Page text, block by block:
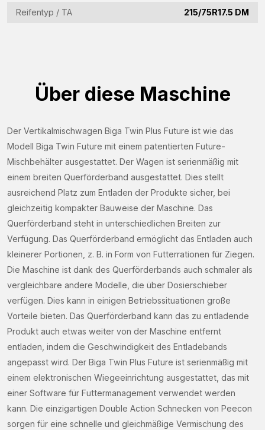
Reifentyp / TA 215/75R17.5 DM
Über diese Maschine
Der Vertikalmischwagen Biga Twin Plus Future ist wie das
Modell Biga Twin Future mit einem patentierten Future-
Mischbehälter ausgestattet. Der Wagen ist serienmäßig mit
einem breiten Querförderband ausgestattet. Dies stellt
ausreichend Platz zum Entladen der Produkte sicher, bei
gleichzeitig kompakter Bauweise der Maschine. Das
Querförderband steht in unterschiedlichen Breiten zur
Verfügung. Das Querförderband ermöglicht das Entladen auch
kleinerer Portionen, z. B. in Form von Futterrationen für Ziegen.
Die Maschine ist dank des Querförderbands auch schmaler als
vergleichbare andere Modelle, die über Dosierschieber
verfügen. Dies kann in einigen Betriebssituationen große
Vorteile bieten. Das Querförderband kann das zu entladende
Produkt auch etwas weiter von der Maschine entfernt
entladen, indem die Geschwindigkeit des Entladebands
angepasst wird. Der Biga Twin Plus Future ist serienmäßig mit
einem elektronischen Wiegeeinrichtung ausgestattet, das mit
einer Software für Futtermanagement verwendet werden
kann. Die einzigartigen Double Action Schnecken von Peecon
sorgen für eine schnelle und gleichmäßige Vermischung des
Name
Firmenname
(Required)
E-
Mail-
Adresse
(Required)
Telefon
(Required)
Land
(Required)
Woonplaats
(Required)
Vraag
(Required)
CAPTCHA